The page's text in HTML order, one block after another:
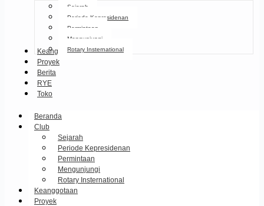
Sejarah
Periode Kepresidenan
Permintaan
Mengunjungi
Rotary Insternational
Keanggotaan
Proyek
Berita
RYE
Toko
Beranda
Club
Sejarah
Periode Kepresidenan
Permintaan
Mengunjungi
Rotary Insternational
Keanggotaan
Proyek